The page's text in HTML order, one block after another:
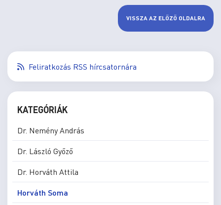
VISSZA AZ ELŐZŐ OLDALRA
Feliratkozás RSS hírcsatornára
KATEGÓRIÁK
Dr. Nemény András
Dr. László Győző
Dr. Horváth Attila
Horváth Soma